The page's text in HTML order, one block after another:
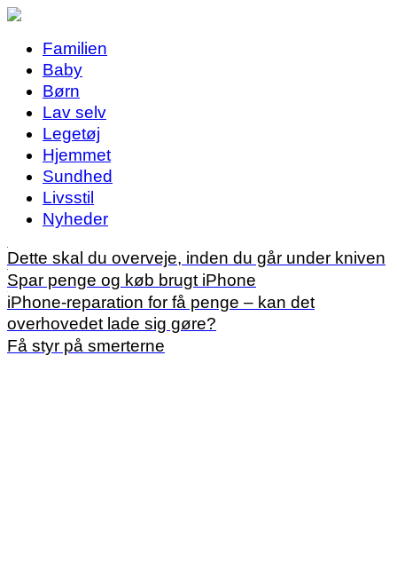
Familien
Baby
Børn
Lav selv
Legetøj
Hjemmet
Sundhed
Livsstil
Nyheder
Dette skal du overveje, inden du går under kniven
Spar penge og køb brugt iPhone
iPhone-reparation for få penge – kan det
overhovedet lade sig gøre?
Få styr på smerterne